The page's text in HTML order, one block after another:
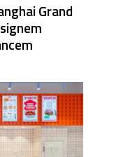
Grand